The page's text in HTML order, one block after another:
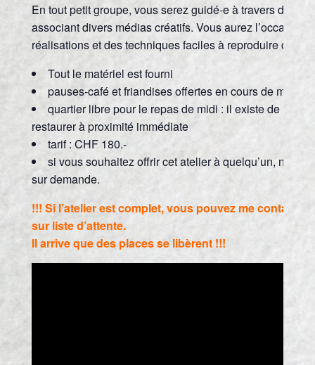
En tout petit groupe, vous serez guidé-e à travers des
associant divers médias créatifs. Vous aurez l’occasion
réalisations et des techniques faciles à reproduire chez
Tout le matériel est fourni
pauses-café et friandises offertes en cours de
quartier libre pour le repas de midi : il existe de
restaurer à proximité immédiate
tarif : CHF 180.-
si vous souhaitez offrir cet atelier à quelqu’un, nous
sur demande.
!!! Si l’atelier est complet, vous pouvez me contacter
sur liste d’attente.
Il arrive que des places se libèrent !!!